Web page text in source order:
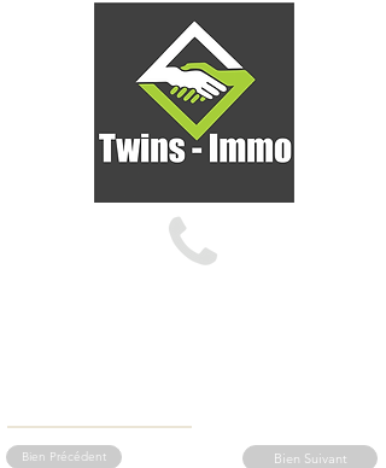
Bien Suivant
Bien Précédent